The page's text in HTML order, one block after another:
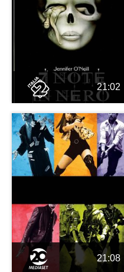
21:02
21:08